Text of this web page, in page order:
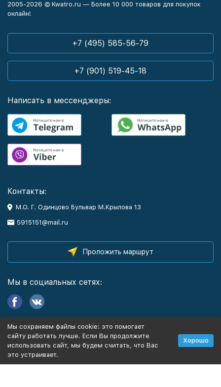
2005-2026 © Kwatro.ru — Более 10 000 товаров для покупок
онлайн!
+7 (495) 585-56-79
+7 (901) 519-45-18
Написать в мессенджеры:
Контакты:
М.О. Г. Одинцово Бульвар М.Крылова 13
5915151@mail.ru
Проложить маршрут
Мы в социальных сетях:
Информация
Политика персональных данных
Мы сохраняем файлы cookie: это помогает
сайту работать лучше. Если Вы продолжите
использовать сайт, мы будем считать, что Вас
это устраивает.
Хорошо